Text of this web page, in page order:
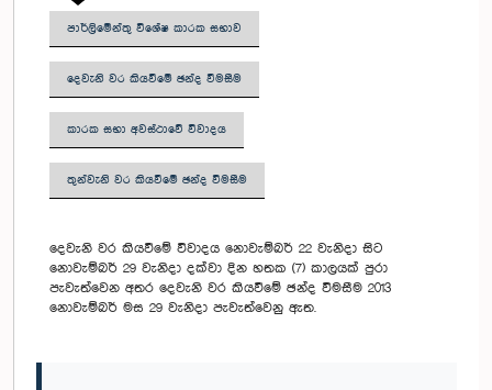
පාර්ලිමේන්තු විශේෂ කාරක සභාව
දෙවැනි වර කියවීමේ ඡන්ද වීමසීම
කාරක සභා අවස්ථාවේ විවාදය
තුන්වැනි වර කියවීමේ ඡන්ද විමසීම
දෙවැනි වර කියවීමේ විවාදය නොවැම්බර් 22 වැනිදා සිට
නොවැම්බර් 29 වැනිදා දක්වා දින හතක (7) කාලයක් පුරා
පැවැත්වෙන අතර දෙවැනි වර කියවීමේ ඡන්ද විමසීම 2013
නොවැම්බර් මස 29 වැනිදා පැවැත්වෙනු ඇත.